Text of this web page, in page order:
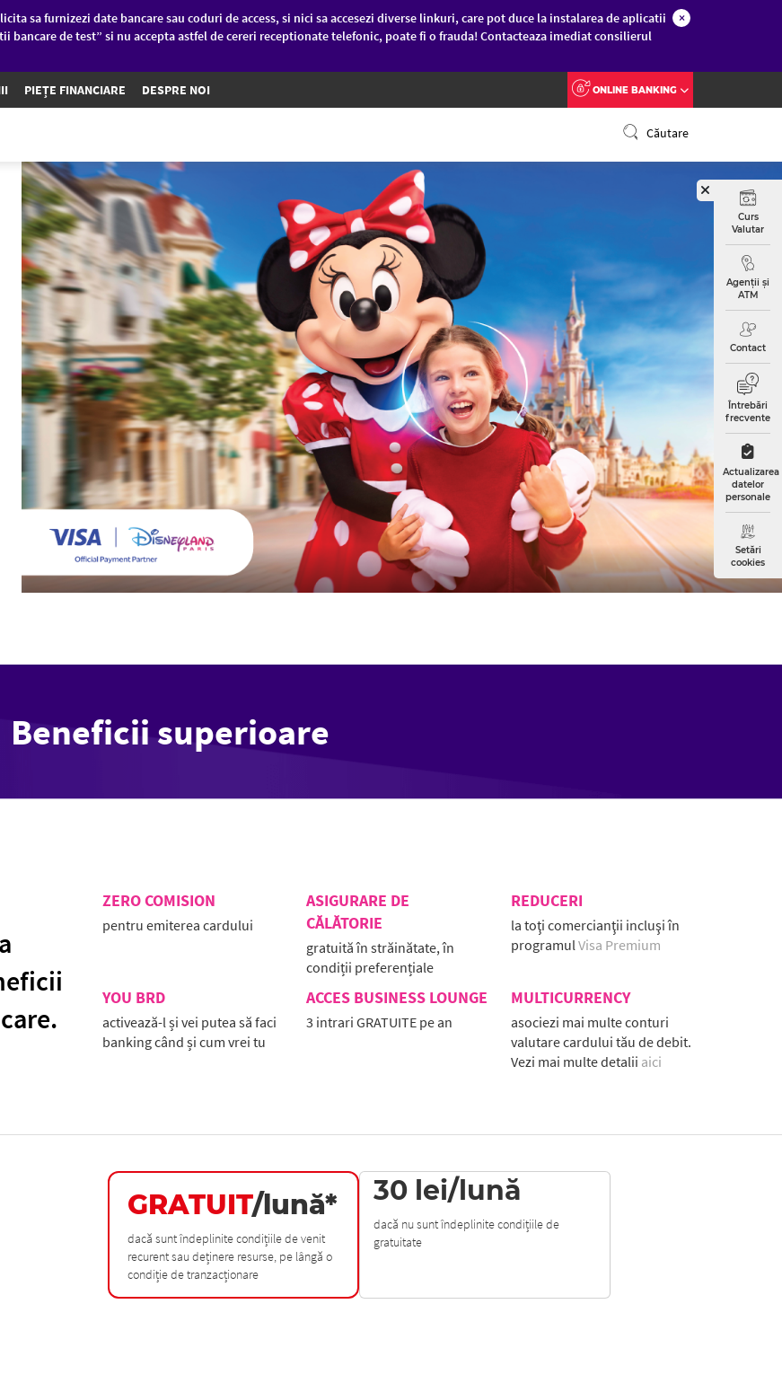
sa furnizezi date bancare sau coduri de access, si nici sa accesezi diverse linkuri, care pot duce la instalarea de aplicatii
de test” si nu accepta astfel de cereri receptionate telefonic, poate fi o frauda! Contacteaza imediat consilierul
×
PIEȚE FINANCIARE DESPRE NOI ONLINE BANKING
Căutare
Curs
Valutar
Agenții și
ATM
Contact
Întrebări
frecvente
Actualizarea
datelor
personale
Setări
cookies
Beneficii superioare
ZERO COMISION
pentru emiterea cardului
ASIGURARE DE
CĂLĂTORIE
gratuită în străinătate, în
condiții preferențiale
REDUCERI
la toţi comercianţii incluşi în
programulVisa Premium
YOU BRD
activează-l și vei putea să faci
banking când și cum vrei tu
ACCES BUSINESS LOUNGE
3 intrari GRATUITE pe an
MULTICURRENCY
asociezi mai multe conturi
valutare cardului tău de debit.
Vezi mai multe detalii aici
GRATUIT/lună*
dacă sunt îndeplinite condițiile de venit
recurent sau deținere resurse, pe lângă o
condiție de tranzacționare
30 lei/lună
dacă nu sunt îndeplinite condițiile de
gratuitate